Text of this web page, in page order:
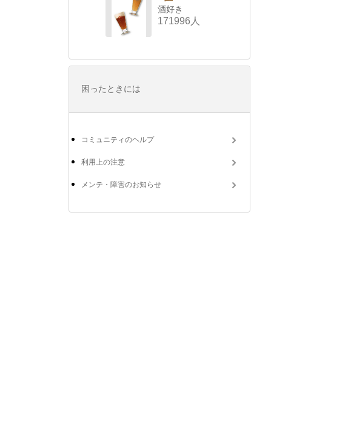
酒好き
171996人
困ったときには
コミュニティのヘルプ
利用上の注意
メンテ・障害のお知らせ